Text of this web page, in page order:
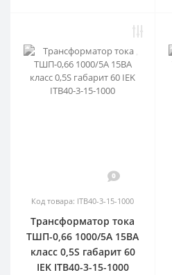
0
Код товара: ITB40-3-15-1000
Трансформатор тока
ТШП-0,66 1000/5А 15ВА
класс 0,5S габарит 60
IEK ITB40-3-15-1000